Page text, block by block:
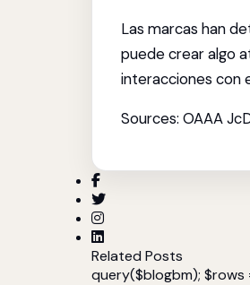
Las marcas han
puede crear algo
interacciones con
Sources: OAAA
Related Posts
query($blogbm);